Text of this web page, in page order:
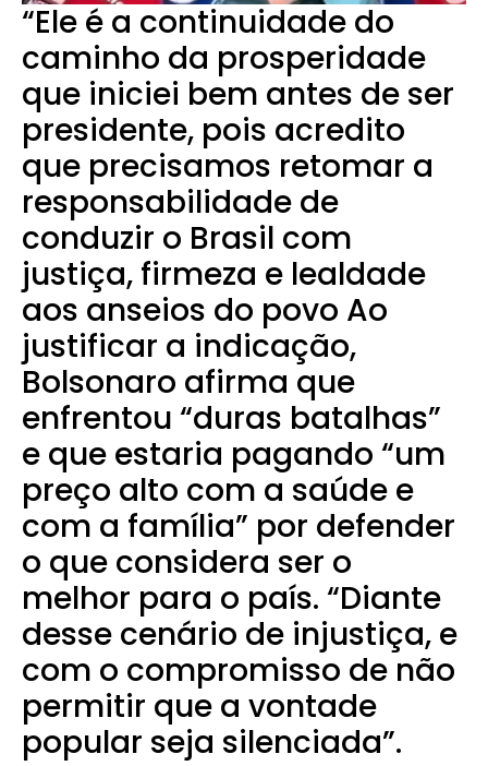
“Ele é a continuidade do
caminho da prosperidade
que iniciei bem antes de ser
presidente, pois acredito
que precisamos retomar a
responsabilidade de
conduzir o Brasil com
justiça, firmeza e lealdade
aos anseios do povo Ao
justificar a indicação,
Bolsonaro afirma que
enfrentou “duras batalhas”
e que estaria pagando “um
preço alto com a saúde e
com a família” por defender
o que considera ser o
melhor para o país. “Diante
desse cenário de injustiça, e
com o compromisso de não
permitir que a vontade
popular seja silenciada”.